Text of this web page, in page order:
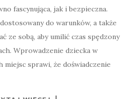
fascynująca, jak i bezpieczna.
do warunków, a także
ze sobą, aby umilić czas spędzony
Wprowadzenie dziecka w
miejsc sprawi, że doświadczenie